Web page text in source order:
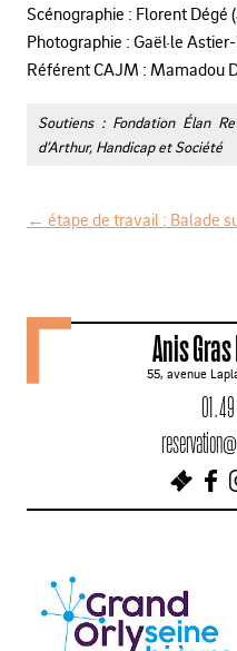
Scénographie : Florent Dégé
Photographie : Gaël·le
Référent CAJM : Mamadou
Soutiens : Fondation Élan
d’Arthur, Handicap et Société
v
g
o
← étape de travail : Balade
Anis Gras
55, avenue
01 .